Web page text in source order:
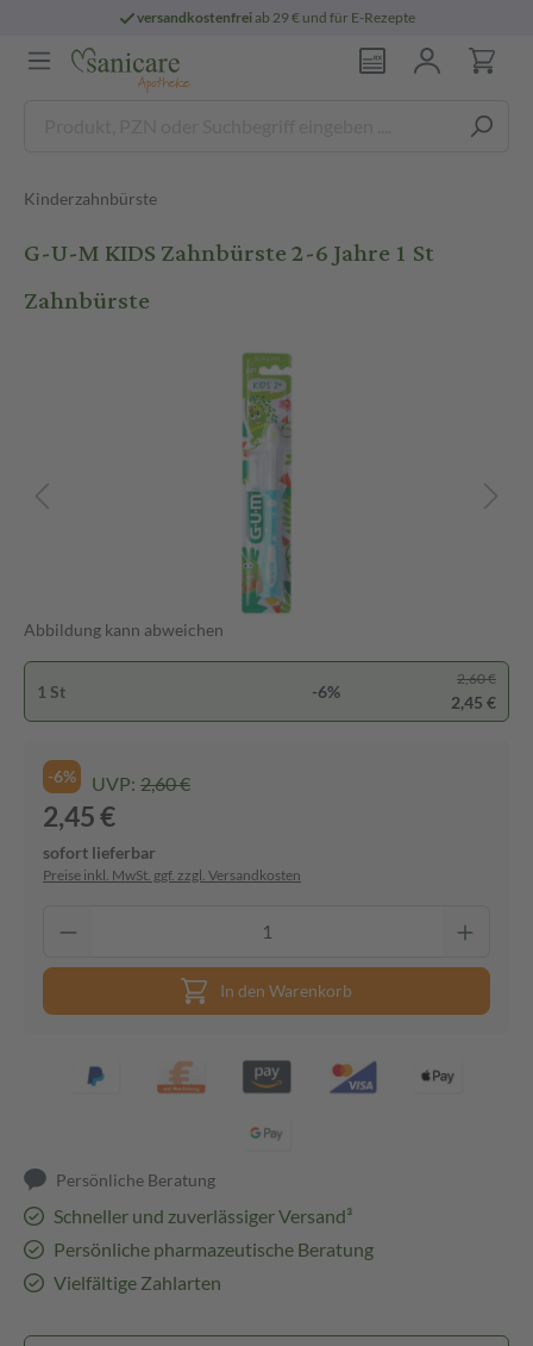
versandkostenfreiab 29 € und für E-Rezepte
Kinderzahnbürste
G-U-M KIDS Zahnbürste 2-6 Jahre 1 St
Zahnbürste
Abbildung kann abweichen
1 St -6%
2,60 €
2,45 €
-6% UVP: 2,60 €
2,45 €
sofort lieferbar
Preise inkl. MwSt. ggf. zzgl. Versandkosten
In den Warenkorb
Persönliche Beratung
Schneller und zuverlässiger Versand³
Persönliche pharmazeutische Beratung
Vielfältige Zahlarten